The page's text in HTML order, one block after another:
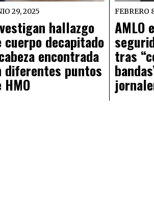
29, 2025
hallazgo
cuerpo decapitado
encontrada
diferentes puntos
HMO
FEBRERO
AMLO
tras